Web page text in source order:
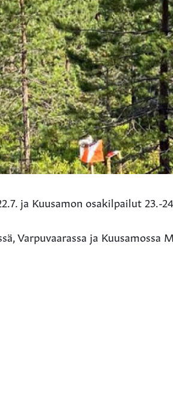
ja Kuusamon osakilpailut 23.-
Varpuvaarassa ja Kuusamossa